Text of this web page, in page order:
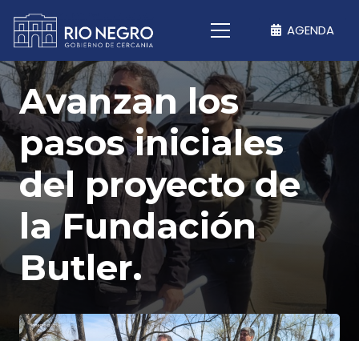
AGENDA
Avanzan los
pasos iniciales
del proyecto de
la Fundación
Butler.